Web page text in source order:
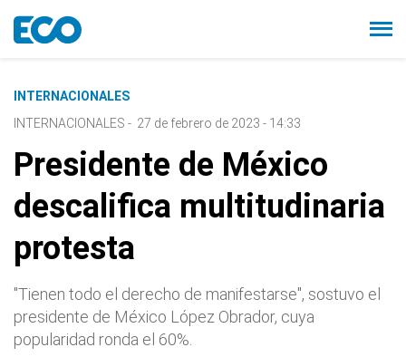
INTERNACIONALES
INTERNACIONALES - 27 de febrero de 2023 - 14:33
Presidente de México
descalifica multitudinaria
protesta
"Tienen todo el derecho de manifestarse", sostuvo el
presidente de México López Obrador, cuya
popularidad ronda el 60%.